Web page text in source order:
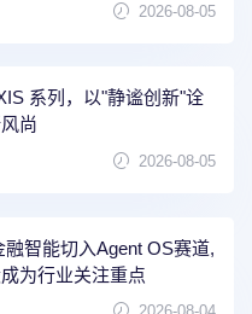
2026-08-05
系列，以"静谧创新"诠
尚
2026-08-05
智能切入Agent OS赛道,
为行业关注重点